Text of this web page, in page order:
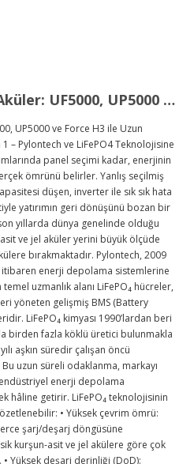
Pylontech LiFePO4 Aküler: UF5000, UP5000 ve Force H3 ile Uzun Ömürlü Enerji Depolama
için geliştirilmiş bir LiFePO₄ enerji depolama sistemidir. Sistem, FH10050 isimli 5,12 kWh’lık modüllerin üst üste istiflendiği kule yapısı üzerinden çalışır ve her kule bir BMU (Battery Management Unit) tarafından yönetilir. Force H3 sisteminin başlıca özellikleri şu şekildedir: • Modül başına kapasite: 5,12 kWh (FH10050) • Sistem kapasitesi: 2–7 modül ile tek kulede yaklaşık 10,2–35,8 kWh aralığı • Birden fazla kule kullanımı ile 30 kWh sınırının çok üzerine, yüzlerce kWh seviyesine kadar ölçeklenebilirlik • Yüksek DC gerilim (HV) yapısı sayesinde daha düşük akım, daha ince kablo kesiti ve daha yüksek verimlilik • Derin deşarj (DoD): %95 • Çevrim ömrü: Uygun şartlarda 8000+ çevrim ve yaklaşık 15 yıllık tasarım ömrü • Koruma sınıfı: IP55 seviyesinde gövde ile dış saha ve zorlu çevresel koşullara daha dayanıklı tasarım • Haberleşme: CANBUS ve Modbus RTU (RS485) üzerinden modern hibrit inverterler ve enerji yönetim sistemleriyle tam entegrasyon Force H3, yüksek kapasiteli hibrit inverter kullanan, gelecekte depolama kapasitesini artırmayı planlayan veya daha profesyonel enerji yönetimi hedefleyen projelerde yeni nesil bir çözüm olarak öne çıkar. Bölüm 4 – Pylontech Haberleşme Protokolü ve İnverter Ekosistemi Pylontech’i benzer LiFePO₄ akü çözümlerinden ayıran en önemli unsurlardan biri, inverter üreticileri tarafından geniş kabul görmüş bir haberleşme protokolüne sahip olmasıdır. Birçok modern hibrit ve off-grid inverterin menüsünde batarya tipi seçilirken doğrudan “Pylontech” seçeneğinin yer alması, hem teknik hem de stratejik açıdan uzun yıllara yayılan bir iş birliği sürecinin sonucudur. Pylontech, enerji depolama pazarına görece erken giren üreticilerden biridir. 2010’lu yılların başında, akıllı inverter üreticileri enerji depolama özelliklerini geliştirmeye devam ederken, Pylontech tarafında CAN ve RS485 tabanlı, sade ve iyi dokümante edilmiş bir protokol sunuluyordu. İnverter üreticileri açısından; stabil çalışan, sahada sorun çıkarmayan ve teknik ekipleriyle iş birliğine açık bir batarya markasıyla entegrasyon yapmak büyük avantaj sağladı. Bu sebeple Pylontech, birçok inverter markasında ilk entegre edilen LiFePO₄ akülerden biri hâline geldi ve zamanla referans batarya olarak konumlandı. Pylontech haberleşme protokolünün sağladığı başlıca avantajlar şunlardır: • Açık ve iş birliğine uygun yapı: Protokol, inverter üreticilerinin entegrasyonuna izin verecek şekilde dokümante edilmiş ve saha uygulamalarıyla olgunlaşmıştır. • İnverter dostu BMS davranışı: BMS; şarj/deşarj limitlerini ani kesme yerine yumuşak geçişlerle iletir, aşırı akım ve sıcaklık durumlarında inverteri koruyacak şekilde davranır. • Gerçek zamanlı veri paylaşımı: SOC (şarj durumu), hücre sıcaklıkları, akım ve gerilim gibi kritik veriler inverter tarafından doğrudan okunabildiği için, sistem daha hassas ve güvenli çalışır. • Yüksek uyumluluk: Victron, SMA, GoodWe, Growatt, Solis, Sofar, Deye gibi pek çok inverter üreticisinde Pylontech profili hazır olarak bulunur ve bu kombinasyonlar sahada geniş referanslara sahiptir. Bu etkenlerin birleşimi, Pylontech’i LiFePO₄ akü tarafında inverter üreticileri açısından fiilen bir "de-facto standart" hâline getirmiştir. Bazı batarya üreticilerinin kendi ürünlerini Pylontech protokolünü taklit edecek şekilde tasarlamaya çalışması da, bu konumdaki etkinliğini gösteren bir diğer işarettir. Bölüm 5 – Kamusolar Mühendislik Yaklaşımı ve Genel Değerlendirme Kamusolar, güneş enerjisi projelerinde yalnızca tek bir ürün grubuna odaklanan bir satıcı değil; tüm sistemi bir bütün olarak ele alan mühendislik odaklı bir çözüm ortağıdır. Projelerde panel seçimi, inverter tercihi, akü teknolojisi, kablo kesitleri, koruma elemanları, topraklama yapısı ve izleme sistemleri; aynı çatı altında birlikte değerlendirilir. Pylontech LiFePO₄ aküler ile kurulan sistemlerde Kamusolar’ın yaklaşımı özetle şu adımlardan oluşur: • Tüketim analizi: Konut, iş yeri, karavan, bağ evi veya tesisin günlük/aylık tüketim profili ve pik yükleri detaylı biçimde incelenir. • Doğru akü seçimi: UF5000, UP5000 veya Force H3 gibi seçenekler arasından; proje büyüklüğü, inverter tipi, hedeflenen yedekleme süresi ve bütçe dikkate alınarak en uygun model belirlenir. • İnverter–akü haberleşmesi: Pylontech protokolünü destekleyen inverterlerde, CAN/RS485 bağlantısı ve protokol seçimi doğru yapılarak BMS ile tam entegrasyon sağlanır. • Montaj ve ortam koşulları: Aküler, tavsiye edilen sıcaklık ve havalandırma koşulları gözetilerek güvenli alanlara yerleştirilir; kablolama ve koruma elemanları standartlara uygun biçimde tasarlanır. • İzleme ve optimizasyon: Uygun izleme çözümleriyle sistem performansı takip edilir, gerektiğinde konfigürasyon optimizasyonları yapılır. Bu bütünleşik yaklaşım sayesinde Pylontech’in sunduğu yüksek çevrim ömrü, %95 DoD seviyesinde kullanılabilir kapasite ve uzun garanti sü